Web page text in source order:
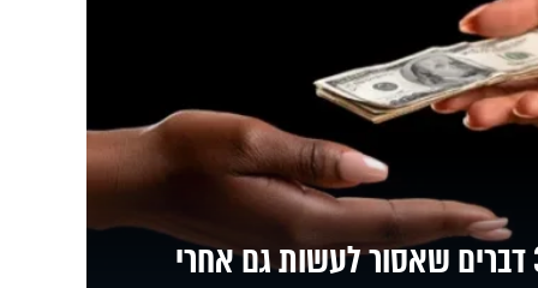
הלוואה בין חברים? 3 דברים שאסור לעשות גם אחרי